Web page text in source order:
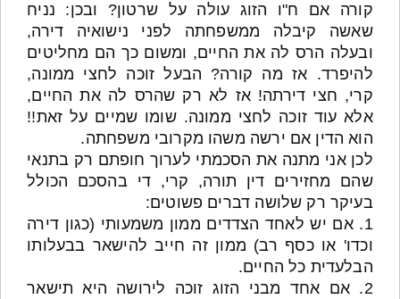
קורה אם ח"ו הזוג עולה על שרטון? ובכן: נניח
שאשה קיבלה ממשפחתה לפני נישואיה דירה,
ובעלה הרס לה את החיים, ומשום כך הם מחליטים
להיפרד. אז מה קורה? הבעל זוכה לחצי ממונה,
קרי, חצי דירתה! אז לא רק שהרס לה את החיים,
אלא עוד זוכה לחצי ממונה. שומו שמיים על זאת!!
הוא הדין אם ירשה משהו מקרובי משפחתה.
לכן אני מתנה את הסכמתי לערוך חופתם רק בתנאי
שהם מחזירים דין תורה, קרי, די בהסכם הכולל
בעיקר רק שלושה דברים פשוטים:
1. אם יש לאחד הצדדים ממון משמעותי (כגון דירה
וכדו' או כסף רב) ממון זה חייב להישאר בבעלותו
הבלעדית כל החיים.
2. אם אחד מבני הזוג זוכה לירושה היא תישאר